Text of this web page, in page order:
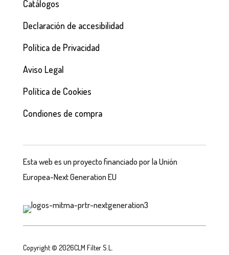
Catálogos
Declaración de accesibilidad
Política de Privacidad
Aviso Legal
Política de Cookies
Condiones de compra
Esta web es un proyecto financiado por la Unión
Europea-Next Generation EU
Copyright © 2026CLM Filter S.L.